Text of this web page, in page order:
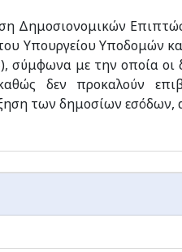
Δημοσιονομικών
Υπουργείου Υποδομών
σύμφωνα με την οποία οι
δεν προκαλούν
των δημοσίων εσόδων,